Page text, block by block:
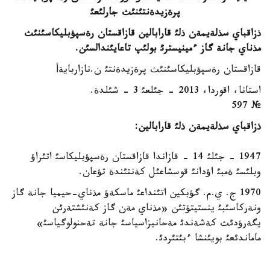
پرةزيدةنتئنئث جارلئعئ
ذزاقباي سذلةيمةن ذلئ قارابالين قازاقستان رةسپؤبليكاسئنئث
مذناي جانة گاز ءمينيسترئ بولئپ تاعايئندالسئن.
قازاقستان رةسپؤبليكاسئنئث پرةزيدةنتئ ن.نازاربايةأ
استانا، اقوردا، 2013 - جئلعئ 3 - شئلدة.
№ 597
ذزاقباي سذلةيمةن ذلئ قارابالين:
1947 - جئلئ 14 - قازاندا قازاقستان رةسپؤبليكاسئ اتئراؤ
وبلئسئ ةمبئ اؤدانئ قوسشاعئل كةنتئندة تؤعان.
1970 ج. ي.م. گؤبكين اتئنداعئ ماسكةؤ مذناي-حيميا جانة گاز
ونةركاسئبئ ينستيتؤتئن «مذناي مةن گاز كةنئشتةرئن
يگةرؤدئث كةشةندئ مةحانيزاسياسئ جانة تةحنولوگياسئ»
ماماندئعئ بويئنشا ءبئتئردئ.